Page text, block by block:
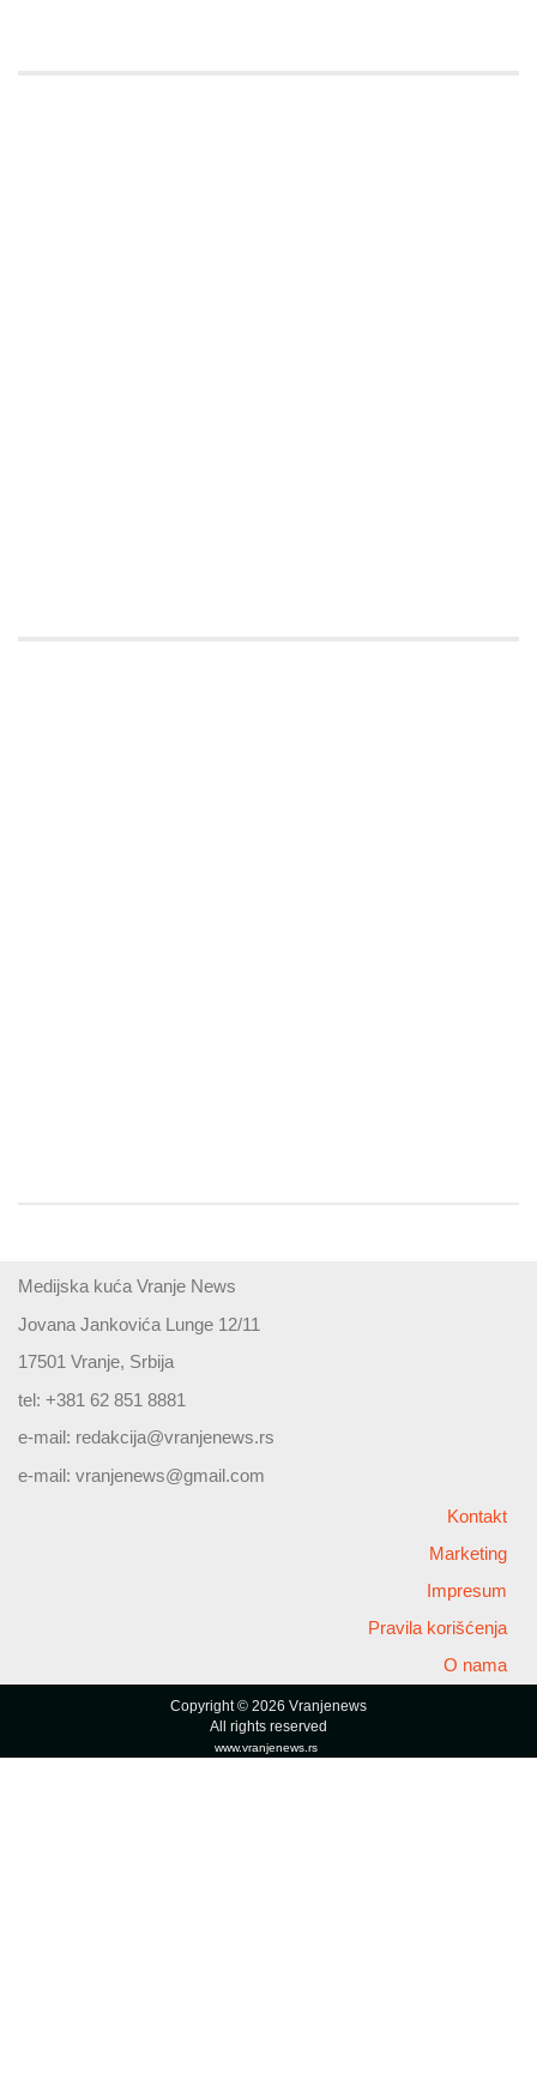
Medijska kuća Vranje News
Jovana Jankovića Lunge 12/11
17501 Vranje, Srbija
tel: +381 62 851 8881
e-mail: redakcija@vranjenews.rs
e-mail: vranjenews@gmail.com
Kontakt
Marketing
Impresum
Pravila korišćenja
O nama
Copyright © 2026 Vranjenews
All rights reserved
www.vranjenews.rs